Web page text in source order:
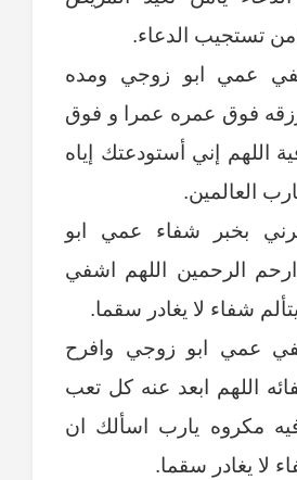
تستجيب الدعاء.
عمي ابو زوجي ومده
فوق عمره عمرا و فوق
اللهم إني أستودعتك إياه
العالمين.
بخبر شفاء عمي ابو
الرحمين اللهم اشفي
شفاء لا يغادر سقما.
عمي ابو زوجي وافرح
اللهم ابعد عنه كل تعب
فيه مكروه يارب اسألك ان
لا يغادر سقما.